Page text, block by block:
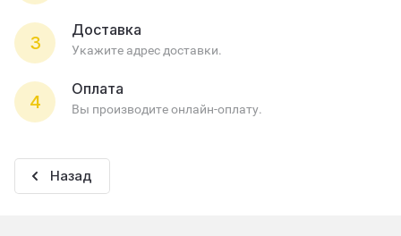
3
Доставка
Укажите адрес доставки.
4
Оплата
Вы производите онлайн-оплату.
Назад